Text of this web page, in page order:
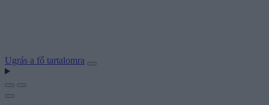
Ugrás a fő tartalomra